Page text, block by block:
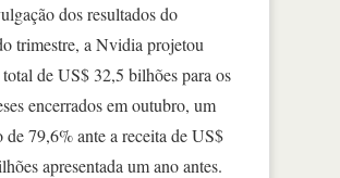
dos resultados do
trimestre, a Nvidia projetou
de US$ 32,5 bilhões para os
encerrados em outubro, um
de 79,6% ante a receita de US$
apresentada um ano antes.